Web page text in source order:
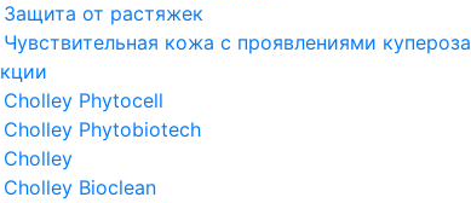
Защита от растяжек
Чувствительная кожа с проявлениями купероза
Cholley Phytocell
Cholley Phytobiotech
Cholley
Cholley Bioclean